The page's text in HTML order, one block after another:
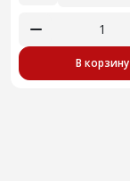
В корзину